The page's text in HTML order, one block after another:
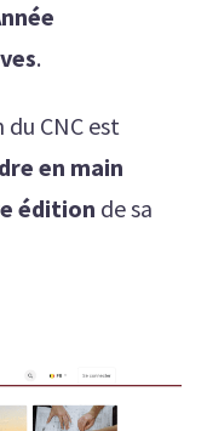
.
CNC est
en main
édition de sa